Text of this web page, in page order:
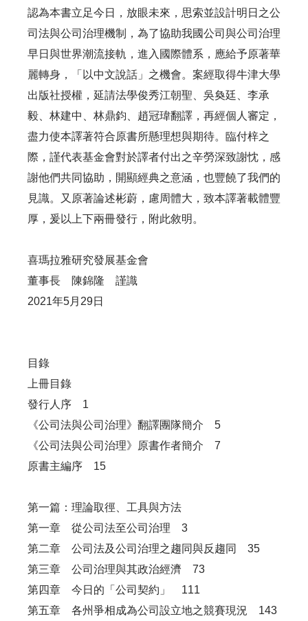
認為本書立足今日，放眼未來，思索並設計明日之公
司法與公司治理機制，為了協助我國公司與公司治理
早日與世界潮流接軌，進入國際體系，應給予原著華
麗轉身，「以中文說話」之機會。案經取得牛津大學
出版社授權，延請法學俊秀江朝聖、吳奐廷、李承
毅、林建中、林鼎鈞、趙冠瑋翻譯，再經個人審定，
盡力使本譯著符合原書所懸理想與期待。臨付梓之
際，謹代表基金會對於譯者付出之辛勞深致謝忱，感
謝他們共同協助，開顯經典之意涵，也豐饒了我們的
見識。又原著論述彬蔚，慮周體大，致本譯著載體豐
厚，爰以上下兩冊發行，附此敘明。
喜瑪拉雅研究發展基金會
董事長 陳錦隆 謹識
2021年5月29日
目錄
上冊目錄
發行人序 1
《公司法與公司治理》翻譯團隊簡介 5
《公司法與公司治理》原書作者簡介 7
原書主編序 15
第一篇：理論取徑、工具與方法
第一章 從公司法至公司治理 3
第二章 公司法及公司治理之趨同與反趨同 35
第三章 公司治理與其政治經濟 73
第四章 今日的「公司契約」 111
第五章 各州爭相成為公司設立地之競賽現況 143